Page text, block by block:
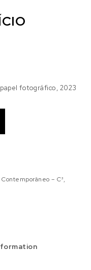
fotográfico, 2023
– C³,